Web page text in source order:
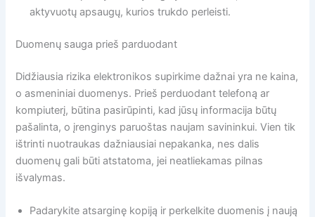
aktyvuotų apsaugų, kurios trukdo perleisti.
Duomenų sauga prieš parduodant
Didžiausia rizika elektronikos supirkime dažnai yra ne kaina,
o asmeniniai duomenys. Prieš perduodant telefoną ar
kompiuterį, būtina pasirūpinti, kad jūsų informacija būtų
pašalinta, o įrenginys paruoštas naujam savininkui. Vien tik
ištrinti nuotraukas dažniausiai nepakanka, nes dalis
duomenų gali būti atstatoma, jei neatliekamas pilnas
išvalymas.
Padarykite atsarginę kopiją ir perkelkite duomenis į naują